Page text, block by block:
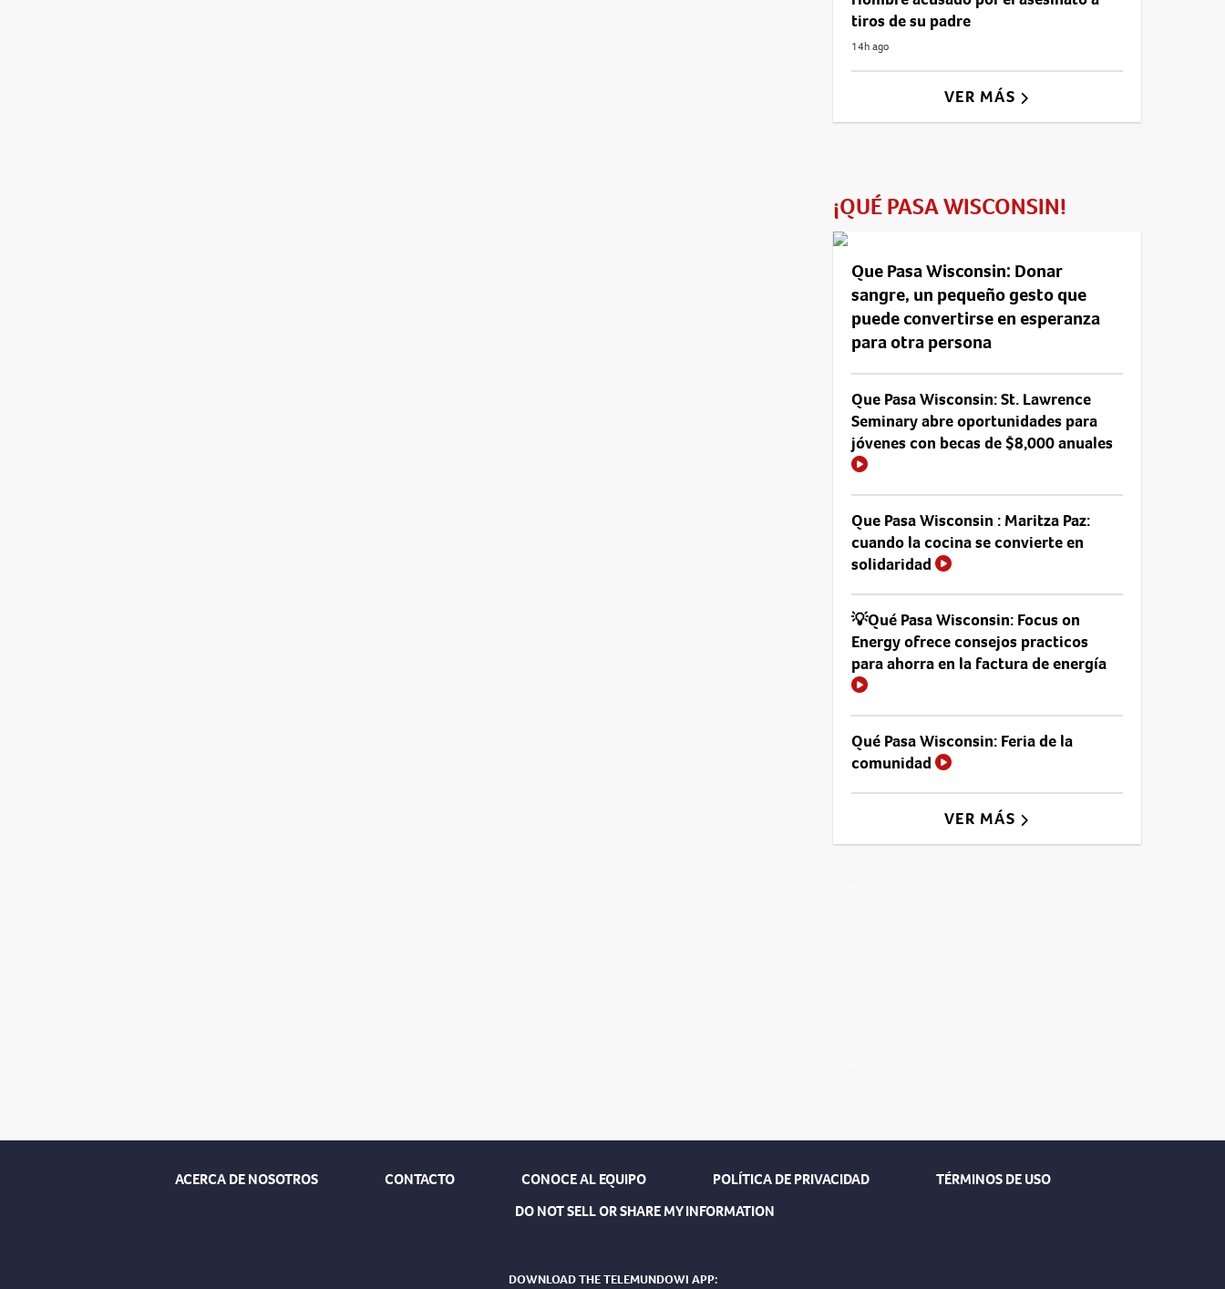
tiros de su padre
14h ago
VER MÁS
¡QUÉ PASA WISCONSIN!
Que Pasa Wisconsin: Donar
sangre, un pequeño gesto que
puede convertirse en esperanza
para otra persona
Que Pasa Wisconsin: St. Lawrence
Seminary abre oportunidades para
jóvenes con becas de $8,000 anuales
Que Pasa Wisconsin : Maritza Paz:
cuando la cocina se convierte en
solidaridad
💡Qué Pasa Wisconsin: Focus on
Energy ofrece consejos practicos
para ahorra en la factura de energía
Qué Pasa Wisconsin: Feria de la
comunidad
VER MÁS
ACERCA DE NOSOTROS CONTACTO CONOCE AL EQUIPO POLÍTICA DE PRIVACIDAD
TÉRMINOS DE USO
DO NOT SELL OR SHARE MY INFORMATION
DOWNLOAD THE TELEMUNDOWI APP: